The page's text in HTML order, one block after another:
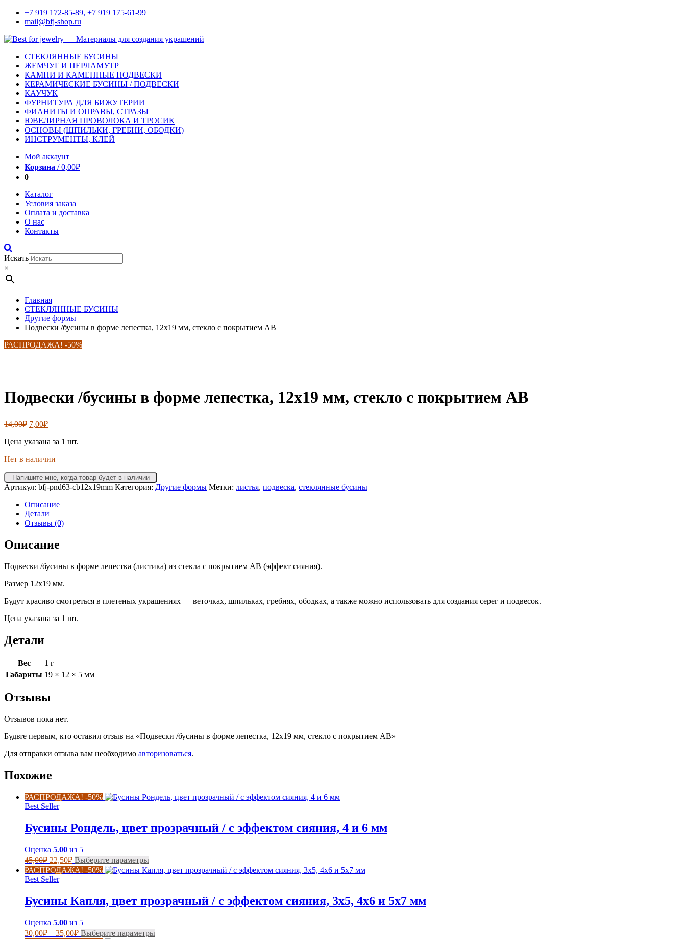
+7 919 172-85-89, +7 919 175-61-99
mail@bfj-shop.ru
СТЕКЛЯННЫЕ БУСИНЫ
ЖЕМЧУГ И ПЕРЛАМУТР
КАМНИ И КАМЕННЫЕ ПОДВЕСКИ
КЕРАМИЧЕСКИЕ БУСИНЫ / ПОДВЕСКИ
КАУЧУК
ФУРНИТУРА ДЛЯ БИЖУТЕРИИ
ФИАНИТЫ И ОПРАВЫ, СТРАЗЫ
ЮВЕЛИРНАЯ ПРОВОЛОКА И ТРОСИК
ОСНОВЫ (ШПИЛЬКИ, ГРЕБНИ, ОБОДКИ)
ИНСТРУМЕНТЫ, КЛЕЙ
Мой аккаунт
Корзина /0,00₽
0
Каталог
Условия заказа
Оплата и доставка
О нас
Контакты
Искать
×
Главная
СТЕКЛЯННЫЕ БУСИНЫ
Другие формы
Подвески /бусины в форме лепестка, 12х19 мм, стекло с покрытием АВ
РАСПРОДАЖА! -50%
Подвески /бусины в форме лепестка, 12х19 мм, стекло с покрытием АВ
14,00₽ Первоначальная
составляла
7,00₽Текущая
7,00₽.
Цена указана за 1 шт.
Нет в наличии
Напишите мне, когда товар будет в наличии
Артикул: bfj-pnd63-cb12x19mm Категория: Другие формы Метки: листья, подвеска, стеклянные бусины
Описание
Детали
Отзывы (0)
Описание
Подвески /бусины в форме лепестка (листика) из стекла с покрытием АВ (эффект сияния).
Размер 12х19 мм.
Будут красиво смотреться в плетеных украшениях — веточках, шпильках, гребнях, ободках, а также можно использовать для создания серег и подвесок.
Цена указана за 1 шт.
Детали
Вес
1 г
Габариты 19 × 12 × 5 мм
Отзывы
Отзывов пока нет.
Будьте первым, кто оставил отзыв на «Подвески /бусины в форме лепестка, 12х19 мм, стекло с покрытием АВ»
Для отправки отзыва вам необходимо авторизоваться.
Похожие
РАСПРОДАЖА! -50%
Best Seller
Бусины Рондель, цвет прозрачный / с эффектом сияния, 4 и 6 мм
Оценка 5.00 из 5
45,00₽ Первоначальная
цена
составляла
22,50₽Текущая
цена:
Выберите параметрыЭтот
товар
имеет
Опции
на
РАСПРОДАЖА! -50%
Best Seller
Бусины Капля, цвет прозрачный / с эффектом сияния, 3х5, 4х6 и 5х7 мм
Оценка 5.00 из 5
30,00₽ – 35,00₽Диапазон
Выберите параметрыЭтот